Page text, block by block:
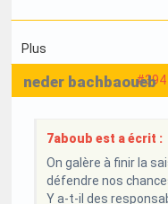
Plus
#394
neder bachbaoueb
7aboub est a écrit :
On galère à finir la
défendre nos
Y a-t-il des